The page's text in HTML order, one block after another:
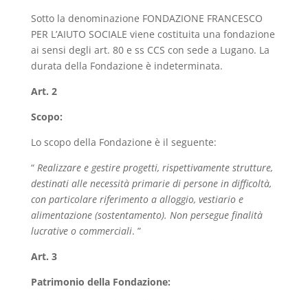
Sotto la denominazione FONDAZIONE FRANCESCO
PER L’AIUTO SOCIALE viene costituita una fondazione
ai sensi degli art. 80 e ss CCS con sede a Lugano. La
durata della Fondazione è indeterminata.
Art. 2
Scopo:
Lo scopo della Fondazione è il seguente:
“ Realizzare e gestire progetti, rispettivamente strutture,
destinati alle necessità primarie di persone in difficoltà,
con particolare riferimento a alloggio, vestiario e
alimentazione (sostentamento). Non persegue finalità
lucrative o commerciali. ”
Art. 3
Patrimonio della Fondazione: